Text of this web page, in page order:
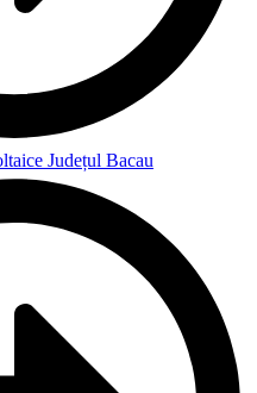
Județul Bacau